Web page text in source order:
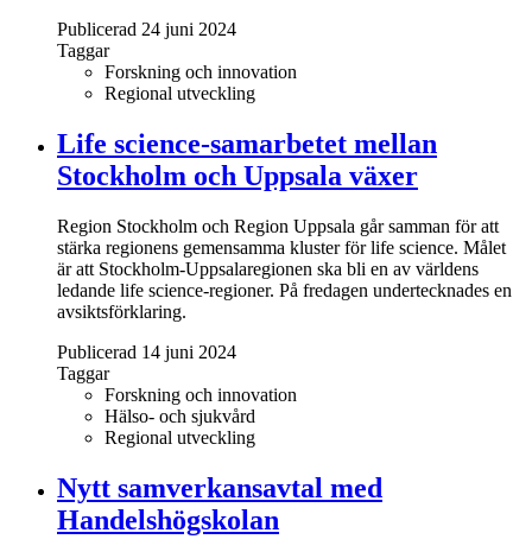
Publicerad 24 juni 2024
Taggar
Forskning och innovation
Regional utveckling
Life science-samarbetet mellan
Stockholm och Uppsala växer
Region Stockholm och Region Uppsala går samman för att
stärka regionens gemensamma kluster för life science. Målet
är att Stockholm-Uppsalaregionen ska bli en av världens
ledande life science-regioner. På fredagen undertecknades en
avsiktsförklaring.
Publicerad 14 juni 2024
Taggar
Forskning och innovation
Hälso- och sjukvård
Regional utveckling
Nytt samverkansavtal med
Handelshögskolan